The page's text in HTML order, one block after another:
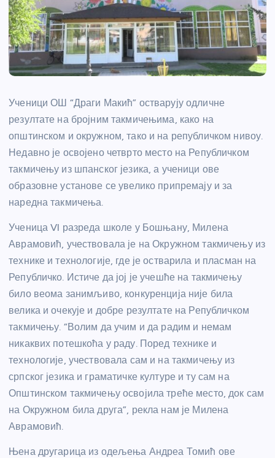
Ученици ОШ “Драги Макић” остварују одличне
резултате на бројним такмичењима, како на
општинском и окружном, тако и на републичком нивоу.
Недавно је освојено четврто место на Републичком
такмичењу из шпанског језика, а ученици ове
образовне установе се увелико припремају и за
наредна такмичења.
Ученица VI разреда школе у Бошњану, Милена
Аврамовић, учествовала је на Окружном такмичењу из
технике и технологије, где је остварила и пласман на
Републичко. Истиче да јој је учешће на такмичењу
било веома занимљиво, конкуренција није била
велика и очекује и добре резултате на Републичком
такмичењу. “Волим да учим и да радим и немам
никаквих потешкоћа у раду. Поред технике и
технологије, учествовала сам и на такмичењу из
српског језика и граматичке културе и ту сам на
Општинском такмичењу освојила треће место, док сам
на Окружном била друга”, рекла нам је Милена
Аврамовић.
Њена другарица из одељења Андреа Томић ове